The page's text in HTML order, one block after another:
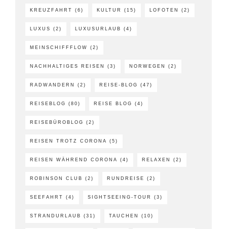
KREUZFAHRT (6) KULTUR (15) LOFOTEN (2)
LUXUS (2) LUXUSURLAUB (4)
MEINSCHIFFFLOW (2)
NACHHALTIGES REISEN (3) NORWEGEN (2)
RADWANDERN (2) REISE-BLOG (47)
REISEBLOG (80) REISE BLOG (4)
REISEBÜROBLOG (2)
REISEN TROTZ CORONA (5)
REISEN WÄHREND CORONA (4) RELAXEN (2)
ROBINSON CLUB (2) RUNDREISE (2)
SEEFAHRT (4) SIGHTSEEING-TOUR (3)
STRANDURLAUB (31) TAUCHEN (10)